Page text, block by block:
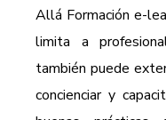
Allá Formación e-
limita a
también puede
concienciar y